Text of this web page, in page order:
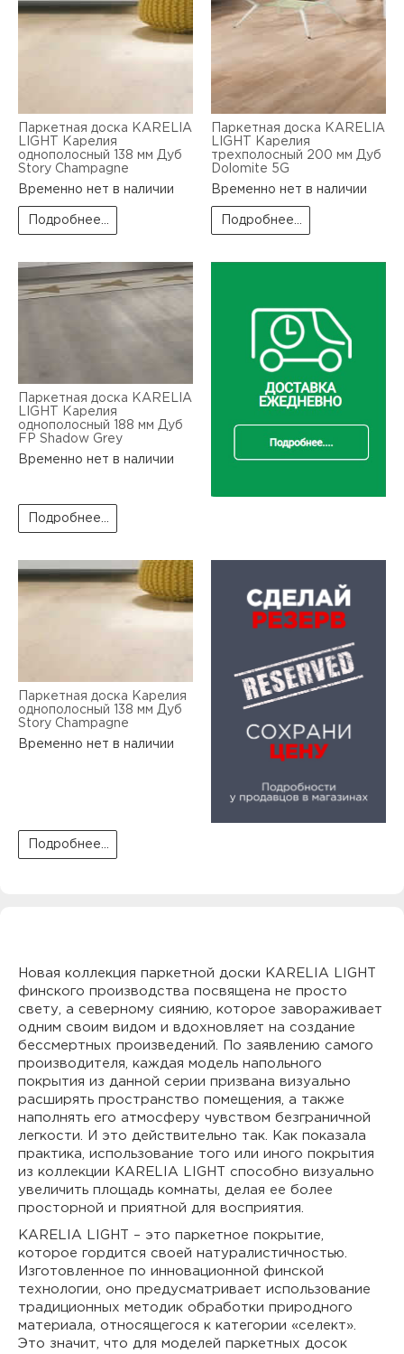
Паркетная доска KARELIA
LIGHT Карелия
однополосный 138 мм Дуб
Story Champagne
Временно нет в наличии
Подробнее...
Паркетная доска KARELIA
LIGHT Карелия
трехполосный 200 мм Дуб
Dolomite 5G
Временно нет в наличии
Подробнее...
Паркетная доска KARELIA
LIGHT Карелия
однополосный 188 мм Дуб
FP Shadow Grey
Временно нет в наличии
Подробнее...
Паркетная доска Карелия
однополосный 138 мм Дуб
Story Champagne
Временно нет в наличии
Подробнее...
Новая коллекция паркетной доски KARELIA LIGHT
финского производства посвящена не просто
свету, а северному сиянию, которое завораживает
одним своим видом и вдохновляет на создание
бессмертных произведений. По заявлению самого
производителя, каждая модель напольного
покрытия из данной серии призвана визуально
расширять пространство помещения, а также
наполнять его атмосферу чувством безграничной
легкости. И это действительно так. Как показала
практика, использование того или иного покрытия
из коллекции KARELIA LIGHT способно визуально
увеличить площадь комнаты, делая ее более
просторной и приятной для восприятия.
KARELIA LIGHT – это паркетное покрытие,
которое гордится своей натуралистичностью.
Изготовленное по инновационной финской
технологии, оно предусматривает использование
традиционных методик обработки природного
материала, относящегося к категории «селект».
Это значит, что для моделей паркетных досок